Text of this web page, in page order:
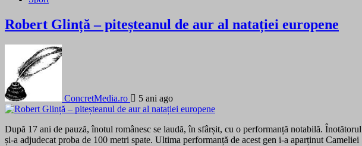
Robert Glință – piteșteanul de aur al natației europene
ConcretMedia.ro 5 ani ago
După 17 ani de pauză, înotul românesc se laudă, în sfârșit, cu o performanță notabilă.
și-a adjudecat proba de 100 metri spate. Ultima performanță de acest gen i-a aparținut